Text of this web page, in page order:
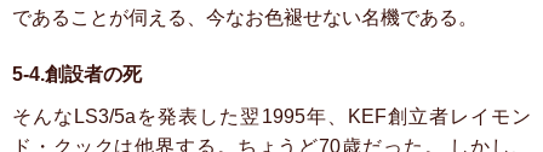
であることが伺える、今なお色褪せない名機である。
5-4.創設者の死
そんなLS3/5aを発表した翌1995年、KEF創立者レイモン
ド・クックは他界する。ちょうど70歳だった。
しかし、